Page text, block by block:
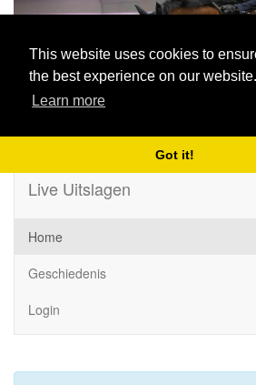
This website uses cookies to
the best experience on our website.
Learn more
Got it!
Previous
Live Uitslagen
Home
Geschiedenis
Login